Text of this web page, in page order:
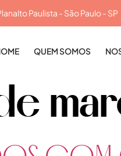
Paulista - São Paulo - SP
QUEM SOMOS